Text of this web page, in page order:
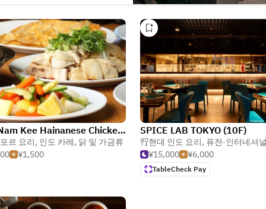
Wee Nam Kee Hainanese Chicken Rice
르 요리, 인도 카레, 닭 및 가금류
¥1,500
SPICE LAB TOKYO (10F)
현대 인도 요리, 퓨전·인터네셔
¥15,000
¥6,000
TableCheck Pay